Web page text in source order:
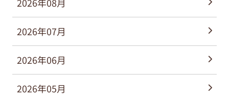
2026年07月
2026年06月
2026年05月